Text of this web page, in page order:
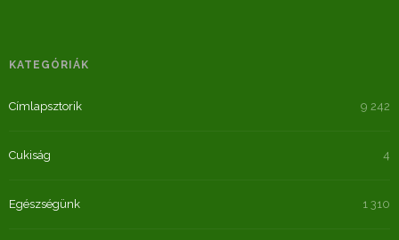
KATEGÓRIÁK
Címlapsztorik 9 242
Cukiság 4
Egészségünk 1 310